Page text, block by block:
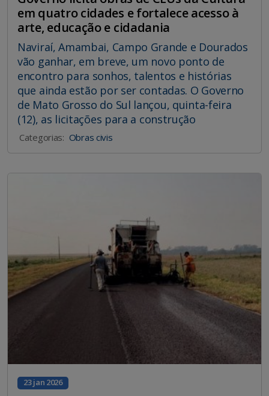
em quatro cidades e fortalece acesso à
arte, educação e cidadania
Naviraí, Amambai, Campo Grande e Dourados
vão ganhar, em breve, um novo ponto de
encontro para sonhos, talentos e histórias
que ainda estão por ser contadas. O Governo
de Mato Grosso do Sul lançou, quinta-feira
(12), as licitações para a construção
Categorias: Obras civis
23 jan 2026